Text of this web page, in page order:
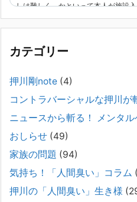
しは難しく、かといって本人が施設
困ってし[...]
精神科から「退院できます
2026年2月21日
通常価格 2,980円 → 今だけ 1,480円
（株）トキワ精神保健事務所（所長
きた実務対応を、家族向けに整理し
#042 精神疾患の子どもと
がとれない（母娘編）。
2025年8月17日
弊社は、病識のない重篤な精神疾患
カテゴリー
押川剛note (4)
コントラバーシャルな押川が
ニュースから斬る！ メンタル
おしらせ (49)
家族の問題 (94)
気持ち！「人間臭い」コラム
押川の「人間臭い」生き様